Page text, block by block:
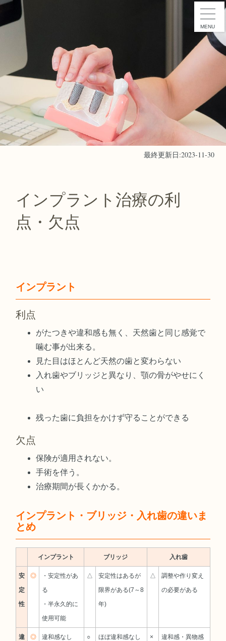
MENU
最終更新日:2023-11-30
インプラント治療の利
点・欠点
インプラント
利点
がたつきや違和感も無く、天然歯と同じ感覚で
噛む事が出来る。
見た目はほとんど天然の歯と変わらない
入れ歯やブリッジと異なり、顎の骨がやせにく
い
残った歯に負担をかけず守ることができる
欠点
保険が適用されない。
手術を伴う。
治療期間が長くかかる。
インプラント・ブリッジ・入れ歯の違いま
とめ
インプラント ブリッジ 入れ歯
安
定
性
◎
・安定性があ
る
・半永久的に
使用可能
△
安定性はあるが
限界がある(7～8
年)
△
調整や作り変え
の必要がある
違
◎ 違和感なし ○ ほぼ違和感なし ×
違和感・異物感